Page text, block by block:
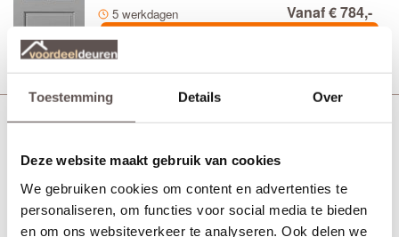
Toestemming Details Over
Deze website maakt gebruik van cookies
We gebruiken cookies om content en advertenties te
personaliseren, om functies voor social media te bieden
en om ons websiteverkeer te analyseren. Ook delen we
5 werkdagen Vanaf € 784,-
Achterdeur